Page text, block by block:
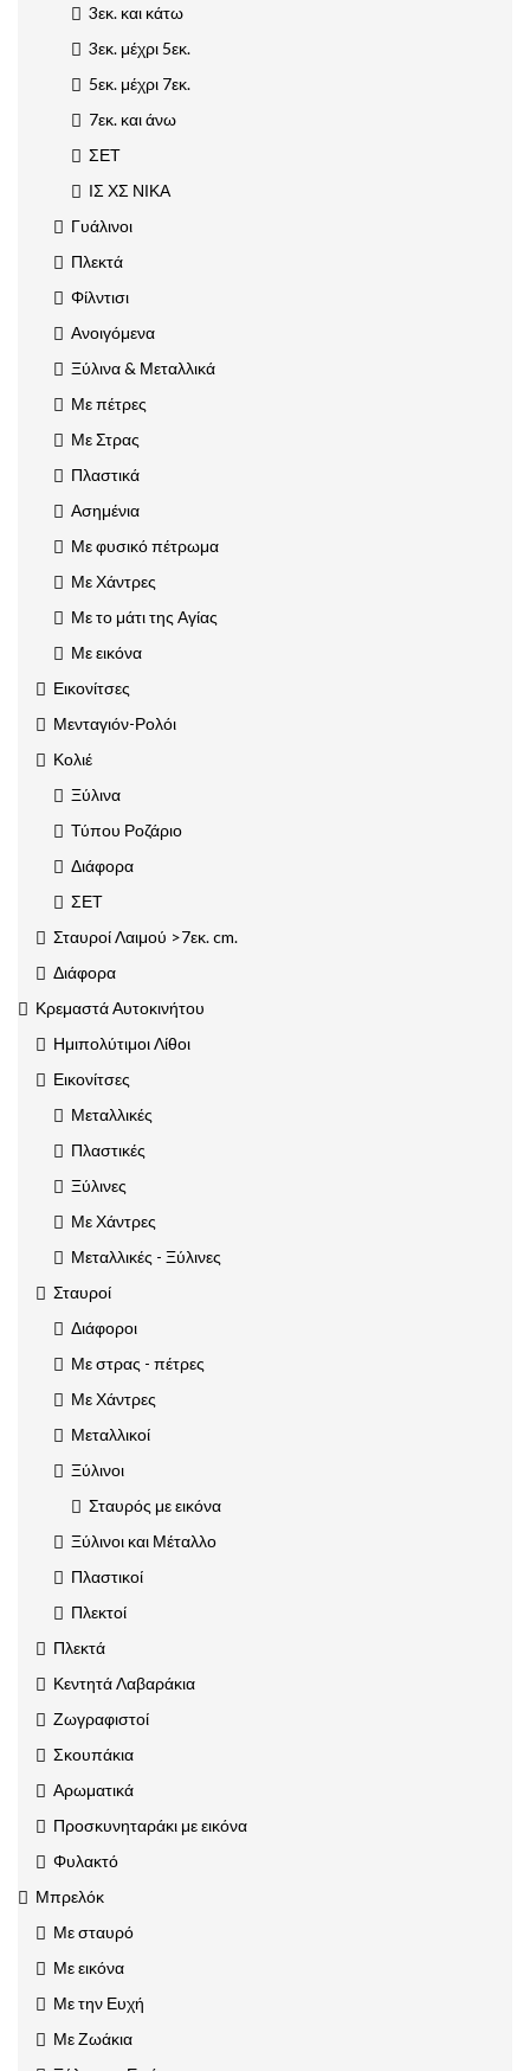
3εκ. και κάτω
3εκ. μέχρι 5εκ.
5εκ. μέχρι 7εκ.
7εκ. και άνω
ΣΕΤ
ΙΣ ΧΣ ΝΙΚΑ
Γυάλινοι
Πλεκτά
Φίλντισι
Ανοιγόμενα
Ξύλινα & Μεταλλικά
Με πέτρες
Με Στρας
Πλαστικά
Ασημένια
Με φυσικό πέτρωμα
Με Χάντρες
Με το μάτι της Αγίας
Με εικόνα
Εικονίτσες
Μενταγιόν-Ρολόι
Κολιέ
Ξύλινα
Τύπου Ροζάριο
Διάφορα
ΣΕΤ
Σταυροί Λαιμού >7εκ. cm.
Διάφορα
Κρεμαστά Αυτοκινήτου
Ημιπολύτιμοι Λίθοι
Εικονίτσες
Μεταλλικές
Πλαστικές
Ξύλινες
Με Χάντρες
Μεταλλικές - Ξύλινες
Σταυροί
Διάφοροι
Με στρας - πέτρες
Με Χάντρες
Μεταλλικοί
Ξύλινοι
Σταυρός με εικόνα
Ξύλινοι και Μέταλλο
Πλαστικοί
Πλεκτοί
Πλεκτά
Κεντητά Λαβαράκια
Ζωγραφιστοί
Σκουπάκια
Αρωματικά
Προσκυνηταράκι με εικόνα
Φυλακτό
Μπρελόκ
Με σταυρό
Με εικόνα
Με την Ευχή
Με Ζωάκια